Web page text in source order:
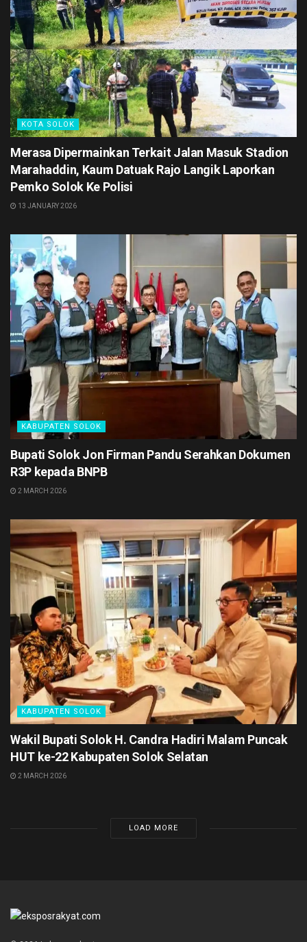
KOTA SOLOK
Merasa Dipermainkan Terkait Jalan Masuk Stadion
Marahaddin, Kaum Datuak Rajo Langik Laporkan
Pemko Solok Ke Polisi
13 JANUARY 2026
KABUPATEN SOLOK
Bupati Solok Jon Firman Pandu Serahkan Dokumen
R3P kepada BNPB
2 MARCH 2026
KABUPATEN SOLOK
Wakil Bupati Solok H. Candra Hadiri Malam Puncak
HUT ke-22 Kabupaten Solok Selatan
2 MARCH 2026
LOAD MORE